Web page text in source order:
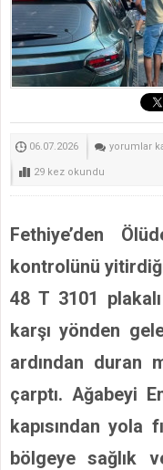
ATIK
06.07.2026
4
fırlayan
Emircan
yorumlar
29 kez okundu
Fethiye’den
kontrolünü
48 T 3101
karşı yönden
ardından duran
çarptı. Ağabeyi
kapısından yola
bölgeye sağlık